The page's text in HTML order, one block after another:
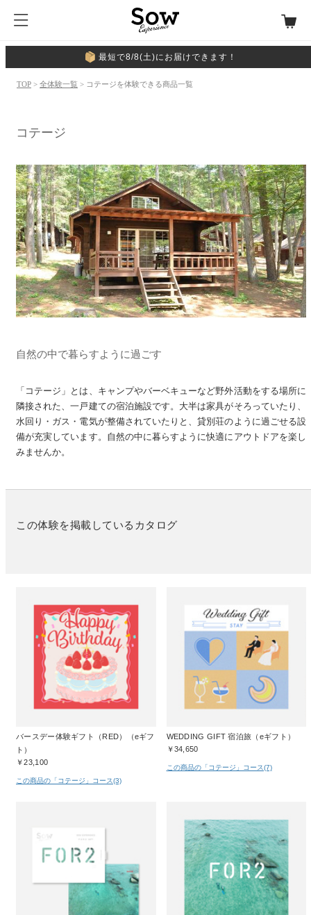
最短で8/8(土)にお届けできます！
TOP > 全体験一覧 > コテージを体験できる商品一覧
コテージ
自然の中で暮らすように過ごす
「コテージ」とは、キャンプやバーベキューなど野外活動をする場所に
隣接された、一戸建ての宿泊施設です。大半は家具がそろっていたり、
水回り・ガス・電気が整備されていたりと、貸別荘のように過ごせる設
備が充実しています。自然の中に暮らすように快適にアウトドアを楽し
みませんか。
この体験を掲載しているカタログ
バースデー体験ギフト（RED）（eギフ
ト）
￥23,100
この商品の「コテージ」コース(3)
WEDDING GIFT 宿泊旅（eギフト）
￥34,650
この商品の「コテージ」コース(7)